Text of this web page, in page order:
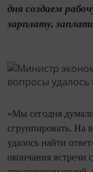
дня создаем
зарплату,
«Мы сегодня
сгруппировать. На
удалось найти
окончания встречи